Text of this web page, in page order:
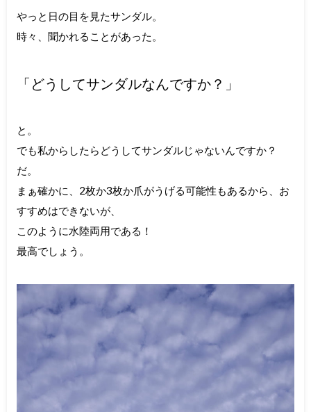
やっと日の目を見たサンダル。
時々、聞かれることがあった。
「どうしてサンダルなんですか？」
と。
でも私からしたらどうしてサンダルじゃないんですか？
だ。
まぁ確かに、2枚か3枚か爪がうげる可能性もあるから、お
すすめはできないが、
このように水陸両用である！
最高でしょう。